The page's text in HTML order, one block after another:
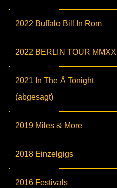
2022 Buffalo Bill In Rom
2022 BERLIN TOUR MMXXII
2021 In The Ä Tonight
(abgesagt)
2019 Miles & More
2018 Einzelgigs
2016 Festivals